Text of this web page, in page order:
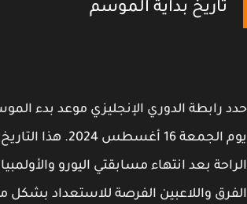
تاريخ بداية الموسم
رابطة الدوري الإنجليزي موعد بدء
يوم الجمعة 16 أغسطس 2024.
بعد انتهاء مسابقتي اليورو
واللاعبين الفرصة للاستعداد بشكل